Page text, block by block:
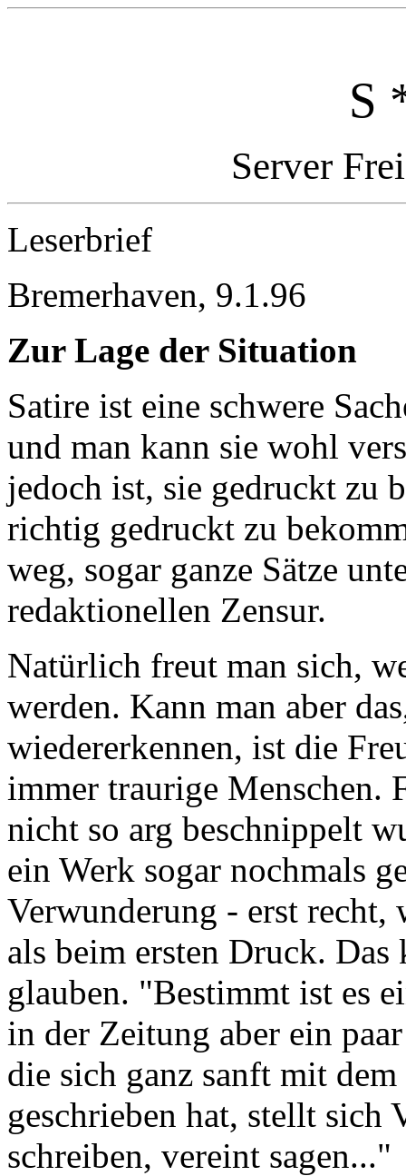
S
Server
Leserbrief
Bremerhaven, 9.1.96
Zur Lage der Situation
Satire ist eine schwere
und man kann sie wohl
jedoch ist, sie gedruckt zu
richtig gedruckt zu
weg, sogar ganze Sätze
redaktionellen Zensur.
Natürlich freut man sich,
werden. Kann man aber
wiedererkennen, ist die
immer traurige Menschen.
nicht so arg beschnippelt
ein Werk sogar nochmals
Verwunderung - erst recht,
als beim ersten Druck.
glauben. "Bestimmt ist es
in der Zeitung aber ein
die sich ganz sanft mit
geschrieben hat, stellt sich
schreiben, vereint sagen..."